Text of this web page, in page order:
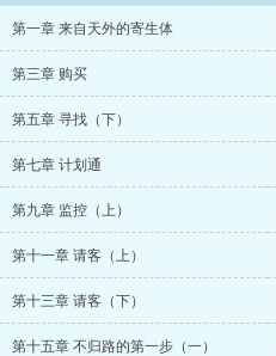
第一章 来自天外的寄生体
第三章 购买
第五章 寻找（下）
第七章 计划通
第九章 监控（上）
第十一章 请客（上）
第十三章 请客（下）
第十五章 不归路的第一步（一）